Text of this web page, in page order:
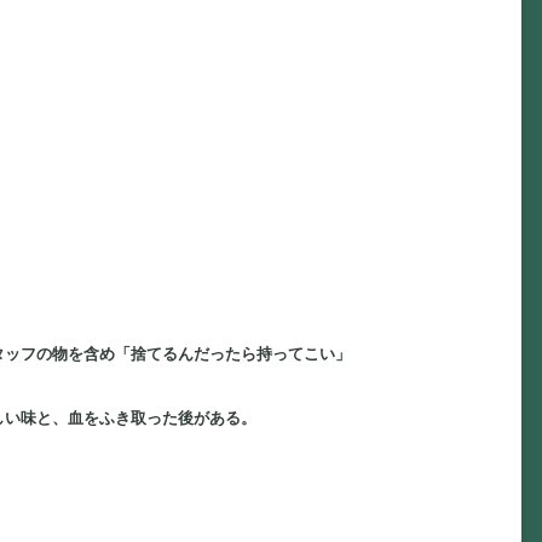
フの物を含め「捨てるんだったら持ってこい」
味と、血をふき取った後がある。